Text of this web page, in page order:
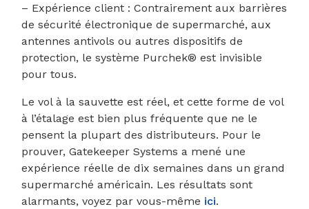
– Expérience client : Contrairement aux barrières
de sécurité électronique de supermarché, aux
antennes antivols ou autres dispositifs de
protection, le système Purchek® est invisible
pour tous.
Le vol à la sauvette est réel, et cette forme de vol
à l’étalage est bien plus fréquente que ne le
pensent la plupart des distributeurs. Pour le
prouver, Gatekeeper Systems a mené une
expérience réelle de dix semaines dans un grand
supermarché américain. Les résultats sont
alarmants, voyez par vous-même ici.